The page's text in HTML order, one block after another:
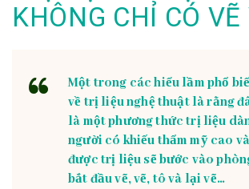
KHÔNG CHỈ CÓ VẼ
Một trong các hiểu lầm phổ
về trị liệu nghệ thuật là rằng
là một phương thức trị liệu
người có khiếu thẩm mỹ cao
được trị liệu sẽ bước vào
bắt đầu vẽ, vẽ, tô và lại vẽ…